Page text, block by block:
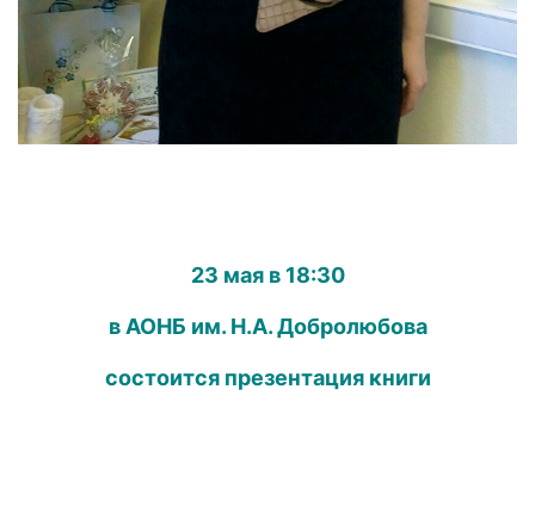
23 мая в 18:30
в АОНБ им. Н.А. Добролюбова
состоится презентация книги